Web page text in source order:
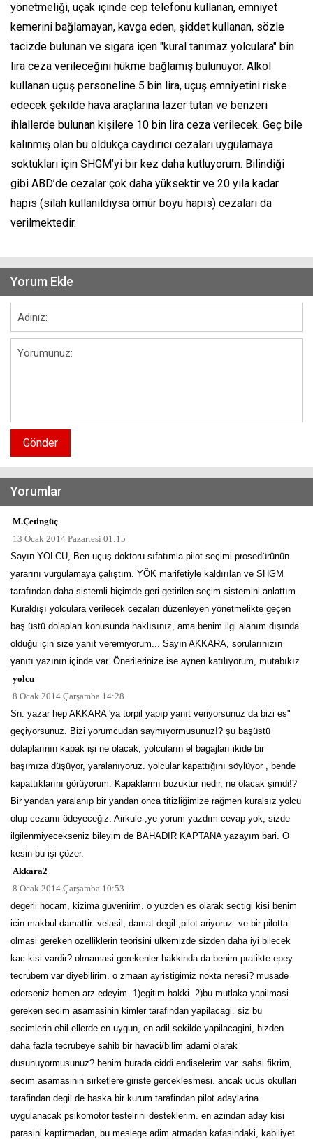
yönetmeliği, uçak içinde cep telefonu kullanan, emniyet
kemerini bağlamayan, kavga eden, şiddet kullanan, sözle
tacizde bulunan ve sigara içen "kural tanımaz yolculara" bin
lira ceza verileceğini hükme bağlamış bulunuyor. Alkol
kullanan uçuş personeline 5 bin lira, uçuş emniyetini riske
edecek şekilde hava araçlarına lazer tutan ve benzeri
ihlallerde bulunan kişilere 10 bin lira ceza verilecek. Geç bile
kalınmış olan bu oldukça caydırıcı cezaları uygulamaya
soktukları için SHGM’yi bir kez daha kutluyorum. Bilindiği
gibi ABD’de cezalar çok daha yüksektir ve 20 yıla kadar
hapis (silah kullanıldıysa ömür boyu hapis) cezaları da
verilmektedir.
Yorum Ekle
Gönder
Yorumlar
M.Çetingüç
13 Ocak 2014 Pazartesi 01:15
Sayın YOLCU, Ben uçuş doktoru sıfatımla pilot seçimi prosedürünün
yararını vurgulamaya çalıştım. YÖK marifetiyle kaldırılan ve SHGM
tarafından daha sistemli biçimde geri getirilen seçim sistemini anlattım.
Kuraldışı yolculara verilecek cezaları düzenleyen yönetmelikte geçen
baş üstü dolapları konusunda haklısınız, ama benim ilgi alanım dışında
olduğu için size yanıt veremiyorum... Sayın AKKARA, sorularınızın
yanıtı yazının içinde var. Önerilerinize ise aynen katılıyorum, mutabıkız.
yolcu
8 Ocak 2014 Çarşamba 14:28
Sn. yazar hep AKKARA 'ya torpil yapıp yanıt veriyorsunuz da bizi es"
geçiyorsunuz. Bizi yorumcudan saymıyormusunuz!? şu başüstü
dolaplarının kapak işi ne olacak, yolcuların el bagajları ikide bir
başımıza düşüyor, yaralanıyoruz. yolcular kapattığını söylüyor , bende
kapattıklarını görüyorum. Kapaklarmı bozuktur nedir, ne olacak şimdi!?
Bir yandan yaralanıp bir yandan onca titizliğimize rağmen kuralsız yolcu
olup cezamı ödeyeceğiz. Airkule ,ye yorum yazdım cevap yok, sizde
ilgilenmiyecekseniz bileyim de BAHADIR KAPTANA yazayım bari. O
kesin bu işi çözer.
Akkara2
8 Ocak 2014 Çarşamba 10:53
degerli hocam, kizima guvenirim. o yuzden es olarak sectigi kisi benim
icin makbul damattir. velasil, damat degil ,pilot ariyoruz. ve bir pilotta
olmasi gereken ozelliklerin teorisini ulkemizde sizden daha iyi bilecek
kac kisi vardir? olmamasi gerekenler hakkinda da benim pratikte epey
tecrubem var diyebilirim. o zmaan ayristigimiz nokta neresi? musade
ederseniz hemen arz edeyim. 1)egitim hakki. 2)bu mutlaka yapilmasi
gereken secim asamasinin kimler tarafindan yapilacagi. siz bu
secimlerin ehil ellerde en uygun, en adil sekilde yapilacagini, bizden
daha fazla tecrubeye sahib bir havaci/bilim adami olarak
dusunuyormusunuz? benim burada ciddi endiselerim var. sahsi fikrim,
secim asamasinin sirketlere giriste gerceklesmesi. ancak ucus okullari
tarafindan degil de baska bir kurum tarafindan pilot adaylarina
uygulanacak psikomotor testelrini desteklerim. en azindan aday kisi
parasini kaptirmadan, bu meslege adim atmadan kafasindaki, kabiliyet